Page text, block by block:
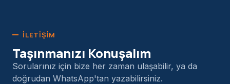
İLETIŞIM
Taşınmanızı Konuşalım
Sorularınız için bize her zaman ulaşabilir, ya da
doğrudan WhatsApp'tan yazabilirsiniz.